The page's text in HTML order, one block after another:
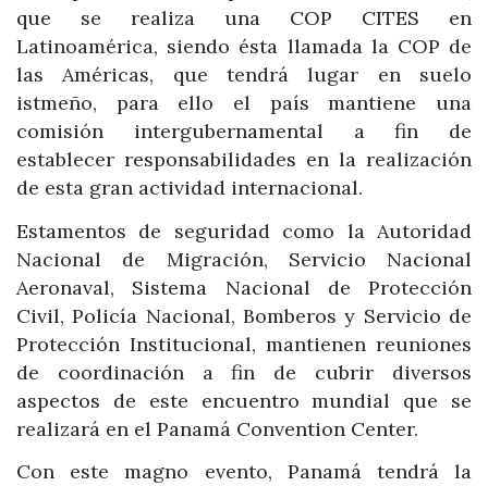
que se realiza una COP CITES en
Latinoamérica, siendo ésta llamada la COP de
las Américas, que tendrá lugar en suelo
istmeño, para ello el país mantiene una
comisión intergubernamental a fin de
establecer responsabilidades en la realización
de esta gran actividad internacional.
Estamentos de seguridad como la Autoridad
Nacional de Migración, Servicio Nacional
Aeronaval, Sistema Nacional de Protección
Civil, Policía Nacional, Bomberos y Servicio de
Protección Institucional, mantienen reuniones
de coordinación a fin de cubrir diversos
aspectos de este encuentro mundial que se
realizará en el Panamá Convention Center.
Con este magno evento, Panamá tendrá la